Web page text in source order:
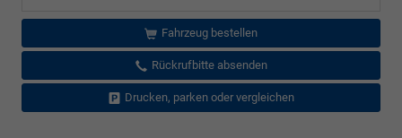
Fahrzeug bestellen
Rückrufbitte absenden
Drucken, parken oder vergleichen